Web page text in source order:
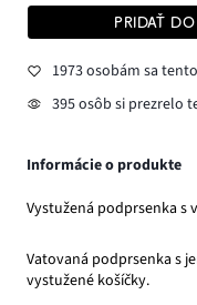
PRIDAŤ
1973 osobám sa
395 osôb si prezrelo
Informácie o produkte
Vystužená podprsenka s
Vatovaná podprsenka s
vystužené košíčky.